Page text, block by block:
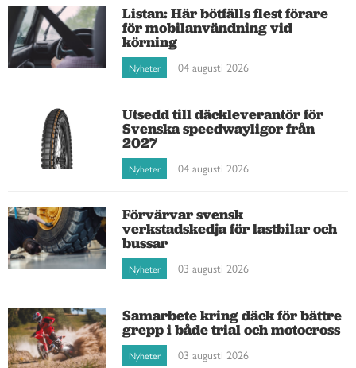
Listan: Här bötfälls flest förare
för mobilanvändning vid
körning
Nyheter 04 augusti 2026
Utsedd till däckleverantör för
Svenska speedwayligor från
2027
Nyheter 04 augusti 2026
Förvärvar svensk
verkstadskedja för lastbilar och
bussar
Nyheter 03 augusti 2026
Samarbete kring däck för bättre
grepp i både trial och motocross
Nyheter 03 augusti 2026